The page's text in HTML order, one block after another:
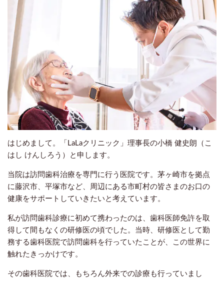
はじめまして。「LaLaクリニック」理事長の小橋 健史朗（こ
はし けんしろう）と申します。
当院は訪問歯科治療を専門に行う医院です。茅ヶ崎市を拠点
に藤沢市、平塚市など、周辺にある市町村の皆さまのお口の
健康をサポートしていきたいと考えています。
私が訪問歯科診療に初めて携わったのは、歯科医師免許を取
得して間もなくの研修医の頃でした。当時、研修医として勤
務する歯科医院で訪問歯科を行っていたことが、この世界に
触れたきっかけです。
その歯科医院では、もちろん外来での診療も行っていまし